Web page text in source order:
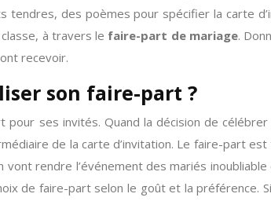
des poèmes pour spécifier la carte
à travers le faire-part de mariage.
recevoir.
son faire-part ?
ses invités. Quand la décision de
de la carte d’invitation. Le faire-part
rendre l’événement des mariés
de faire-part selon le goût et la